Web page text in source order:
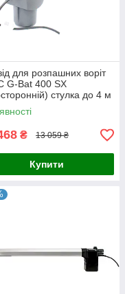
для розпашних воріт
G-Bat 400 SX
стулка до 4 м
₴ 13 059 ₴
Купити